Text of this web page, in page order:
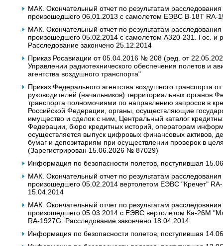
МАК. Окончательный отчет по результатам
произошедшего 06.01.2013 с самолетом ЕЭВС В-18Т RA-
МАК. Окончательный отчет по результатам
произошедшего 05.02.2014 с самолетом А320-231. Гос. и
Расследование закончено 25.12.2014
Приказ Росавиации от 05.04.2016 № 208 (ред. от
Управлении радиотехнического обеспечения полетов и
агентства воздушного транспорта"
Приказ Федерального агентства воздушного
руководителей (начальников) территориальных органов
транспорта полномочиями по направлению запросов в
Российской Федерации, органы, осуществляющие
имущество и сделок с ним, Центральный каталог
Федерации, бюро кредитных историй, операторам
осуществляется выпуск цифровых финансовых активов,
бумаг и депозитариям при осуществлении проверок в
(Зарегистрирован 15.06.2026 № 87029)
Информация по безопасности полетов, поступившая
МАК. Окончательный отчет по результатам
произошедшего 05.02.2014 вертолетом ЕЭВС "Кречет"
15.04.2014
МАК. Окончательный отчет по результатам
произошедшего 05.03.2014 с ЕЭВС вертолетом Ка-26М
RA-1927G. Расследование закончено 18.04.2014
Информация по безопасности полетов, поступившая